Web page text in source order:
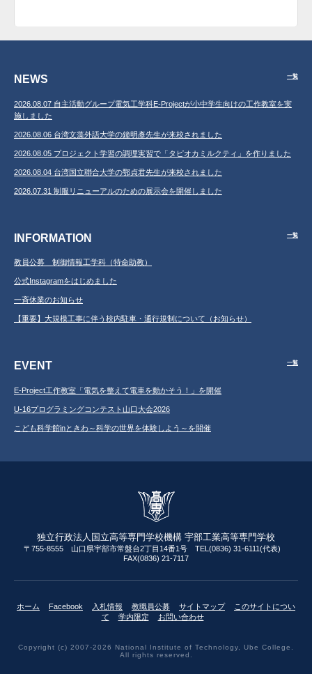
NEWS 一覧
2026.08.07 自主活動グループ電気工学科E-Projectが小中学生向けの工作教室を実
施しました
2026.08.06 台湾文藻外語大学の鐘明彥先生が来校されました
2026.08.05 プロジェクト学習の調理実習で「タピオカミルクティ」を作りました
2026.08.04 台湾国立聯合大学の鄂貞君先生が来校されました
2026.07.31 制服リニューアルのための展示会を開催しました
INFORMATION 一覧
教員公募 制御情報工学科（特命助教）
公式Instagramをはじめました
一斉休業のお知らせ
【重要】大規模工事に伴う校内駐車・通行規制について（お知らせ）
EVENT 一覧
E-Project工作教室「電気を整えて電車を動かそう！」を開催
U-16プログラミングコンテスト山口大会2026
こども科学館inときわ～科学の世界を体験しよう～を開催
独立行政法人国立高等専門学校機構 宇部工業高等専門学校
〒755-8555 山口県宇部市常盤台2丁目14番1号 TEL(0836) 31-6111(代表)
FAX(0836) 21-7117
ホーム Facebook 入札情報 教職員公募 サイトマップ
このサイトについ
て
学内限定 お問い合わせ
Copyright (c) 2007-2026 National Institute of Technology, Ube College.
All rights reserved.